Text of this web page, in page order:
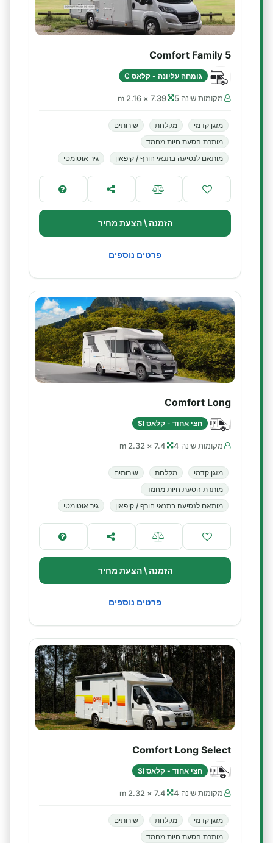
Comfort Family 5
גומחה עליונה - קלאס C
מקומות שינה 5 7.39 × 2.16 m
מזגן קדמי מקלחת
שירותים
מותרת הסעת חיות מחמד
מותאם לנסיעה בתנאי חורף / קיפאון
גיר אוטומטי
הזמנה \ הצעת מחיר
פרטים נוספים
Comfort Long
חצי אחוד - קלאס SI
מקומות שינה 4 7.4 × 2.32 m
מזגן קדמי מקלחת
שירותים
מותרת הסעת חיות מחמד
מותאם לנסיעה בתנאי חורף / קיפאון
גיר אוטומטי
הזמנה \ הצעת מחיר
פרטים נוספים
Comfort Long Select
חצי אחוד - קלאס SI
מקומות שינה 4 7.4 × 2.32 m
מזגן קדמי מקלחת
שירותים
מותרת הסעת חיות מחמד